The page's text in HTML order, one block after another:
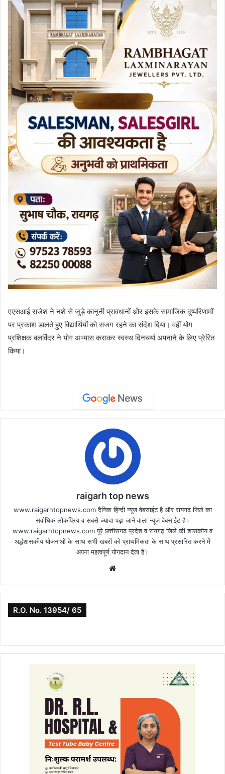
एएसआई राजेश ने नशे से जुड़े कानूनी प्रावधानों और इसके सामाजिक दुष्परिणामों
पर प्रकाश डालते हुए विद्यार्थियों को सजग रहने का संदेश दिया। वहीं योग
प्रशिक्षक बलविंदर ने योग अभ्यास कराकर स्वस्थ दिनचर्या अपनाने के लिए प्रेरित
किया।
raigarh top news
www.raigarhtopnews.com दैनिक हिन्दी न्यूज वेबसाईट है और रायगढ़ जिले का
सर्वाधिक लोकप्रिय व सबसे ज्यादा पढ़ा जाने वाला न्यूज वेबसाईट है।
www.raigarhtopnews.com पूरे छत्तीसगढ़ प्रदेश व रायगढ़ जिले की शासकीय व
अर्द्धशासकीय योजनाओं के साथ सभी खबरों को प्राथमिकता के साथ प्रसारित करने में
अपना महत्वपूर्ण योगदान देता है।
R.O. No. 13954/ 65